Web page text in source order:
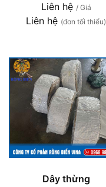
Liên hệ / Giá
Liên hệ (đơn tối thiểu)
Dây thừng